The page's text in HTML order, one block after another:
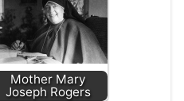
Mother Mary
Joseph Rogers